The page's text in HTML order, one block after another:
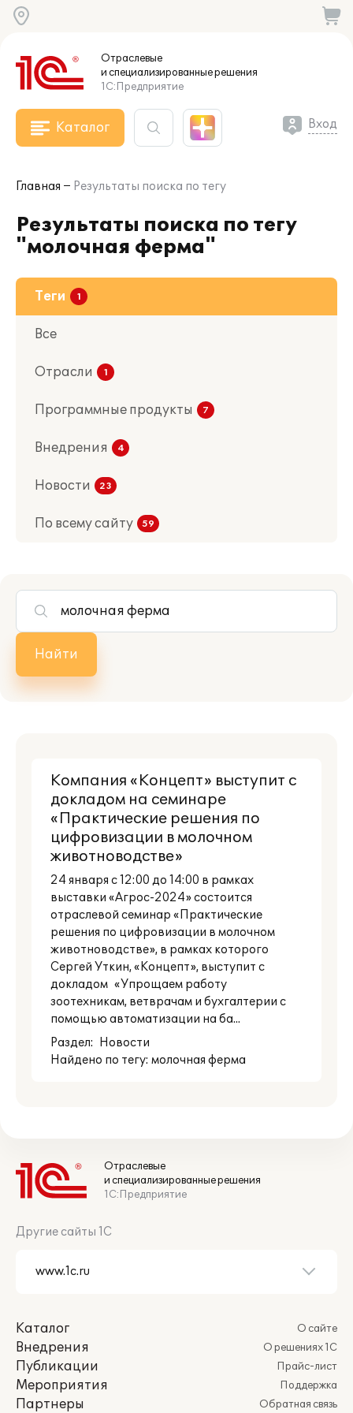
Отраслевые
и специализированныерешения
1С:Предприятие
Каталог Вход
Главная Результаты поиска по тегу
Результаты поиска по тегу
"молочная ферма"
Все
Отрасли
Программные продукты
Внедрения
Новости
Теги
По всему сайту
Найти
Компания «Концепт» выступит с
докладом на семинаре
«Практические решения по
цифровизации в молочном
животноводстве»
24 января с 12:00 до 14:00 в рамках
выставки «Агрос-2024» состоится
отраслевой семинар «Практические
решения по цифровизации в молочном
животноводстве», в рамках которого
Сергей Уткин, «Концепт», выступит с
докладом «Упрощаем работу
зоотехникам, ветврачам и бухгалтерии с
помощью автоматизации на ба...
Раздел:
Новости
Найдено по тегу: молочная ферма
Отраслевые
и специализированные решения
1С:Предприятие
Другие сайты 1С
Каталог
Внедрения
Публикации
Мероприятия
Партнеры
О сайте
О решениях 1С
Прайс-лист
Поддержка
Обратная связь